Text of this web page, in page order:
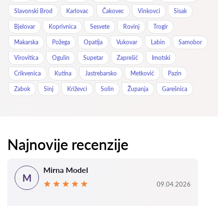
Slavonski Brod Karlovac Čakovec Vinkovci Sisak
Bjelovar Koprivnica Sesvete Rovinj Trogir
Makarska Požega Opatija Vukovar Labin Samobor
Virovitica Ogulin Supetar Zaprešić Imotski
Crikvenica Kutina Jastrebarsko Metković Pazin
Zabok Sinj Križevci Solin Županja Garešnica
Najnovije recenzije
M
Mirna Model
09.04.2026